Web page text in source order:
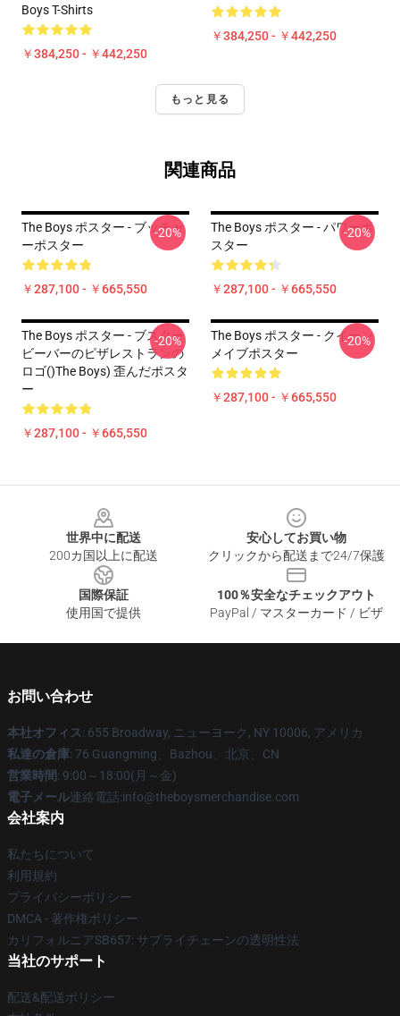
Boys T-Shirts
￥384,250 - ￥442,250
￥384,250 - ￥442,250
もっと見る
関連商品
The Boys ポスター - ブッチャ
ーポスター
￥287,100 - ￥665,550
-20%
The Boys ポスター - パワーポ
スター
￥287,100 - ￥665,550
-20%
The Boys ポスター - ブスター
ビーバーのピザレストランの
ロゴ()The Boys) 歪んだポスタ
ー
￥287,100 - ￥665,550
-20%
The Boys ポスター - クイーン
メイブポスター
￥287,100 - ￥665,550
-20%
世界中に配送
200カ国以上に配送
安心してお買い物
クリックから配送まで24/7保護
国際保証
使用国で提供
100％安全なチェックアウト
PayPal / マスターカード / ビザ
お問い合わせ
本社オフィス: 655 Broadway, ニューヨーク, NY 10006, アメリカ
私達の倉庫: 76 Guangming、Bazhou、北京、CN
営業時間: 9:00～18:00(月～金)
電子メール連絡電話:info@theboysmerchandise.com
会社案内
私たちについて
利用規約
プライバシーポリシー
DMCA - 著作権ポリシー
カリフォルニアSB657: サプライチェーンの透明性法
当社のサポート
配送&配送ポリシー